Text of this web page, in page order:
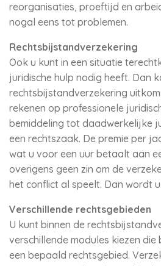
reorganisaties, proeftijd en
nogal eens tot problemen.
Rechtsbijstandverzekering
Ook u kunt in een situatie
juridische hulp nodig heeft. Dan
rechtsbijstandverzekering
rekenen op professionele
bemiddeling tot daadwerkelijke
een rechtszaak. De premie per
wat u voor een uur betaalt aan
overigens geen zin om de
het conflict al speelt. Dan wordt
Verschillende rechtsgebieden
U kunt binnen de
verschillende modules kiezen
een bepaald rechtsgebied.